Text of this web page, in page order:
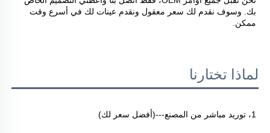
ممكن.
لماذا تختارنا
1، توريد مباشر من المصنع---(أفضل سعر لك)